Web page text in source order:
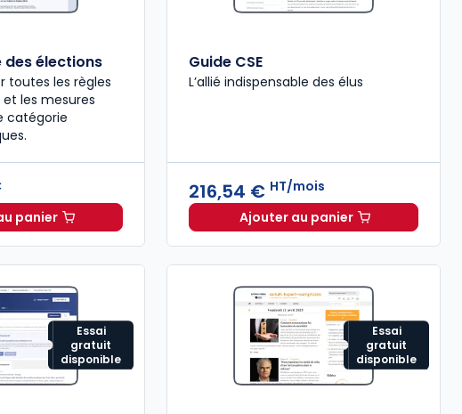
des élections
toutes les règles
les mesures
catégorie
panier
Guide Pratique des élections à 184,08 € TTC
Guide CSE
L’allié indispensable des élus
216,54 € HT/mois
Ajouter au panierGuide CSE à 216,54 €
Essai
gratuit
disponible
Essai
gratuit
disponible